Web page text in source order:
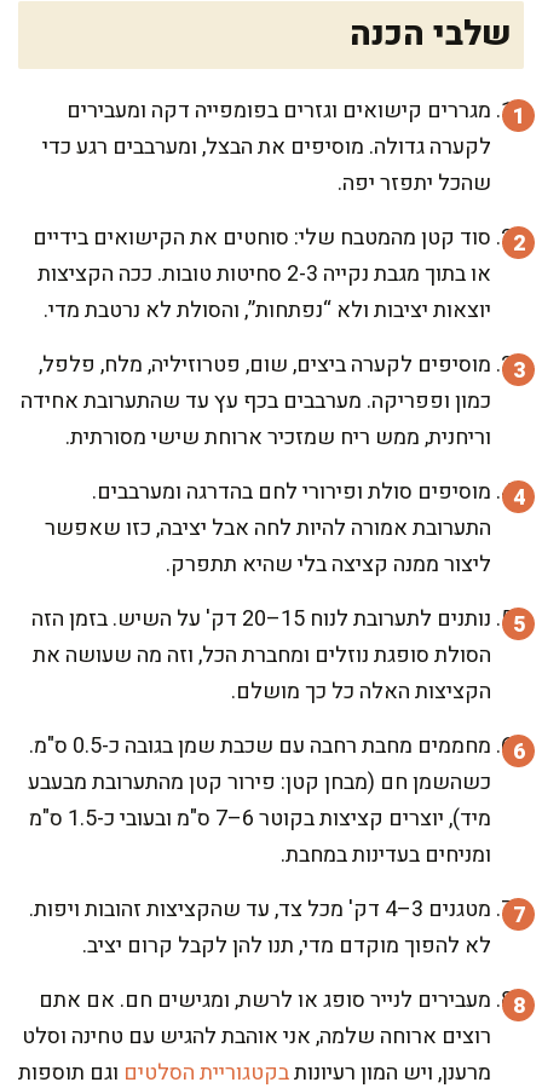
שלבי הכנה
מגררים קישואים וגזרים בפומפייה דקה ומעבירים
לקערה גדולה. מוסיפים את הבצל, ומערבבים רגע כדי
שהכל יתפזר יפה.
סוד קטן מהמטבח שלי: סוחטים את הקישואים בידיים
או בתוך מגבת נקייה 2-3 סחיטות טובות. ככה הקציצות
יוצאות יציבות ולא “נפתחות”, והסולת לא נרטבת מדי.
מוסיפים לקערה ביצים, שום, פטרוזיליה, מלח, פלפל,
כמון ופפריקה. מערבבים בכף עץ עד שהתערובת אחידה
וריחנית, ממש ריח שמזכיר ארוחת שישי מסורתית.
מוסיפים סולת ופירורי לחם בהדרגה ומערבבים.
התערובת אמורה להיות לחה אבל יציבה, כזו שאפשר
ליצור ממנה קציצה בלי שהיא תתפרק.
נותנים לתערובת לנוח 15–20 דק' על השיש. בזמן הזה
הסולת סופגת נוזלים ומחברת הכל, וזה מה שעושה את
הקציצות האלה כל כך מושלם.
מחממים מחבת רחבה עם שכבת שמן בגובה כ-0.5 ס"מ.
כשהשמן חם (מבחן קטן: פירור קטן מהתערובת מבעבע
מיד), יוצרים קציצות בקוטר 6–7 ס"מ ובעובי כ-1.5 ס"מ
ומניחים בעדינות במחבת.
מטגנים 3–4 דק' מכל צד, עד שהקציצות זהובות ויפות.
לא להפוך מוקדם מדי, תנו להן לקבל קרום יציב.
מעבירים לנייר סופג או לרשת, ומגישים חם. אם אתם
רוצים ארוחה שלמה, אני אוהבת להגיש עם טחינה וסלט
מרענן, ויש המון רעיונותבקטגוריית הסלטים וגם תוספות